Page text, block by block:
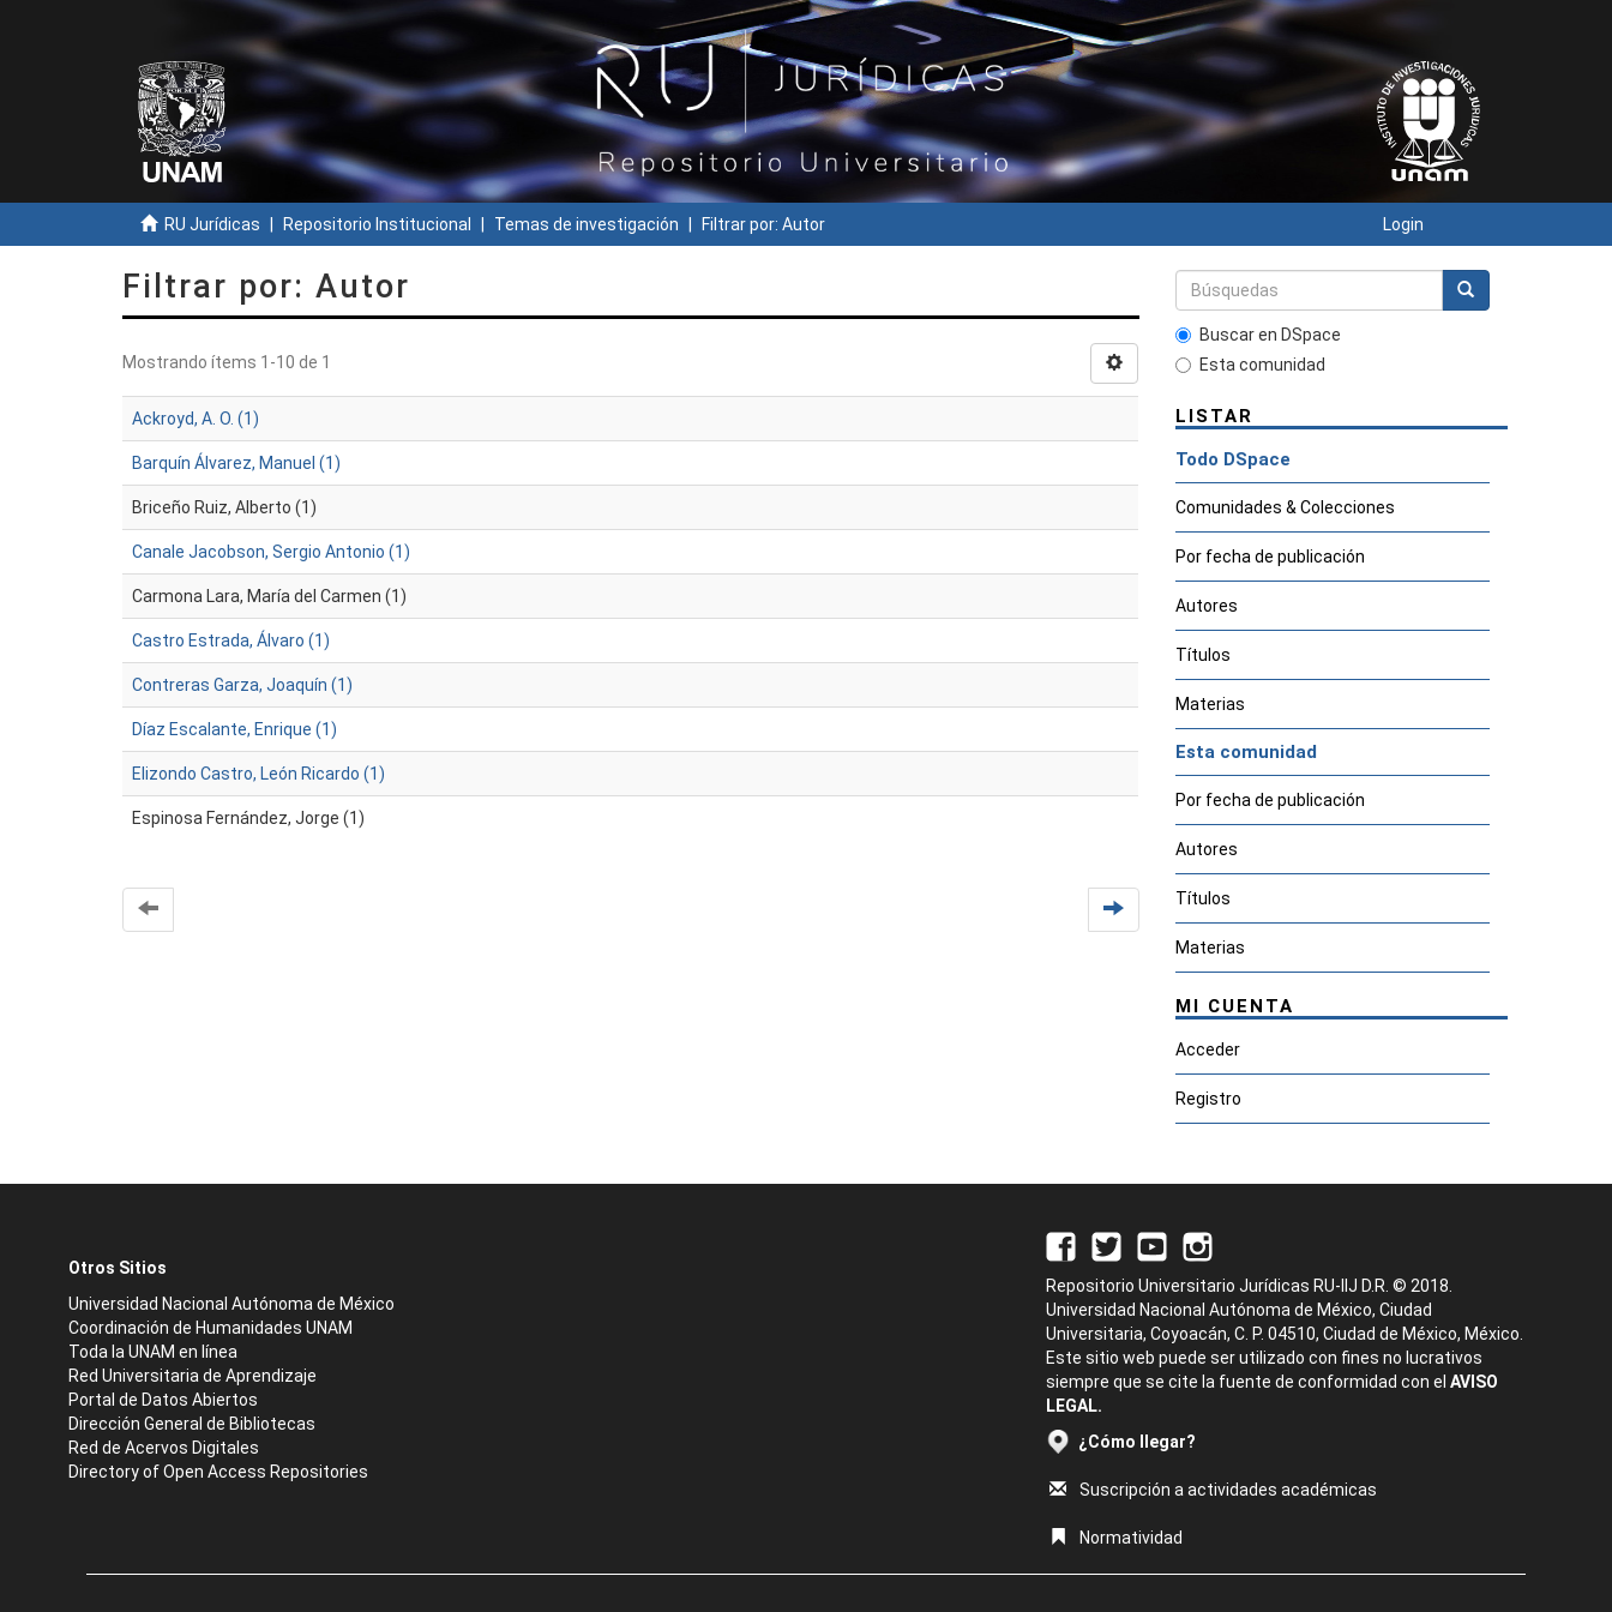
RU Jurídicas Repositorio Institucional Temas de investigación Filtrar por: Autor Login
Filtrar por: Autor
Mostrando ítems 1-10 de 1
Ackroyd, A. O. (1)
Barquín Álvarez, Manuel (1)
Briceño Ruiz, Alberto (1)
Canale Jacobson, Sergio Antonio (1)
Carmona Lara, María del Carmen (1)
Castro Estrada, Álvaro (1)
Contreras Garza, Joaquín (1)
Díaz Escalante, Enrique (1)
Elizondo Castro, León Ricardo (1)
Espinosa Fernández, Jorge (1)
Buscar en DSpace
Esta comunidad
LISTAR
Todo DSpace
Comunidades & Colecciones
Por fecha de publicación
Autores
Títulos
Materias
Esta comunidad
Por fecha de publicación
Autores
Títulos
Materias
MI CUENTA
Acceder
Registro
Otros Sitios
Universidad Nacional Autónoma de México
Coordinación de Humanidades UNAM
Toda la UNAM en línea
Red Universitaria de Aprendizaje
Portal de Datos Abiertos
Dirección General de Bibliotecas
Red de Acervos Digitales
Directory of Open Access Repositories
Repositorio Universitario Jurídicas RU-IIJ D.R. © 2018.
Universidad Nacional Autónoma de México, Ciudad
Universitaria, Coyoacán, C. P. 04510, Ciudad de México, México.
Este sitio web puede ser utilizado con fines no lucrativos
siempre que se cite la fuente de conformidad con el AVISO
LEGAL.
¿Cómo llegar?
Suscripción a actividades académicas
Normatividad